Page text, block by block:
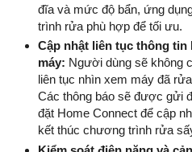
đĩa và mức độ bẩn, ứng
trình rửa phù hợp để tối ưu.
Cập nhật liên tục thông tin
máy: Người dùng sẽ không
liên tục nhìn xem máy đã
Các thông báo sẽ được gửi
đặt Home Connect để cập
kết thúc chương trình rửa